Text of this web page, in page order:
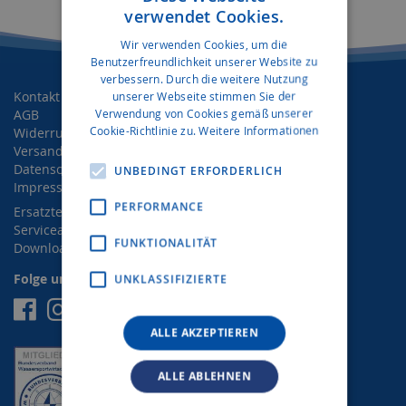
Kontakt
AGB
Widerrufsrecht
Versand- und Zahlungsbedingungen
Datenschutz
Impressum
Ersatzteilanfrage
Serviceanfrage
Downloads
Folge uns auf Social Media
Facebook
verwendet Cookies.
Wir verwenden Cookies, um die
Benutzerfreundlichkeit unserer Website zu
verbessern. Durch die weitere Nutzung
unserer Webseite stimmen Sie der
Verwendung von Cookies gemäß unserer
Cookie-Richtlinie zu.Weitere Informationen
UNBEDINGT ERFORDERLICH
PERFORMANCE
FUNKTIONALITÄT
UNKLASSIFIZIERTE
ALLE AKZEPTIEREN
ALLE ABLEHNEN